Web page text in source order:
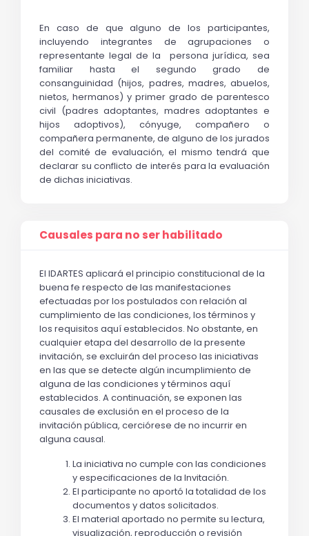
En caso de que alguno de los participantes,
incluyendo integrantes de agrupaciones o
representante legal de la  persona jurídica, sea
familiar hasta el segundo grado de
consanguinidad (hijos, padres, madres, abuelos,
nietos, hermanos) y primer grado de parentesco
civil (padres adoptantes, madres adoptantes e
hijos adoptivos), cónyuge, compañero o
compañera permanente, de alguno de los jurados
del comité de evaluación, el mismo tendrá que
declarar su conflicto de interés para la evaluación
de dichas iniciativas.
Causales para no ser habilitado
El IDARTES aplicará el principio constitucional de la
buena fe respecto de las manifestaciones
efectuadas por los postulados con relación al
cumplimiento de las condiciones, los términos y
los requisitos aquí establecidos. No obstante, en
cualquier etapa del desarrollo de la presente
invitación, se excluirán del proceso las iniciativas
en las que se detecte algún incumplimiento de
alguna de las condiciones y términos aquí
establecidos. A continuación, se exponen las
causales de exclusión en el proceso de la
invitación pública, cerciórese de no incurrir en
alguna causal.
La iniciativa no cumple con las condiciones
y especificaciones de la Invitación.
El participante no aportó la totalidad de los
documentos y datos solicitados.
El material aportado no permite su lectura,
visualización, reproducción o revisión